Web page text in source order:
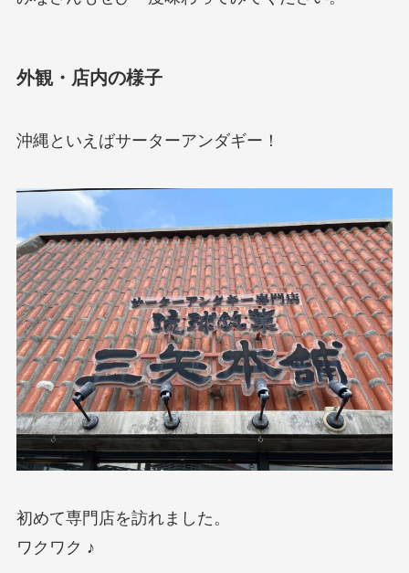
外観・店内の様子
沖縄といえばサーターアンダギー！
初めて専門店を訪れました。
ワクワク ♪